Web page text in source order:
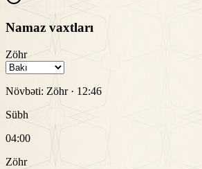
Namaz vaxtları
Zöhr
Növbəti: Zöhr· 12:46
Sübh
04:00
Zöhr